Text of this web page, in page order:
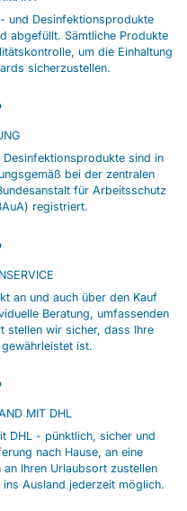
und Desinfektionsprodukte
abgefüllt. Sämtliche Produkte
um die Einhaltung
sicherzustellen.
sind in
bei der zentralen
für Arbeitsschutz
registriert.
an und auch über den Kauf
Beratung, umfassenden
stellen wir sicher, dass Ihre
ist.
MIT DHL
DHL - pünktlich, sicher und
nach Hause, an eine
Ihren Urlaubsort zustellen
Ausland jederzeit möglich.